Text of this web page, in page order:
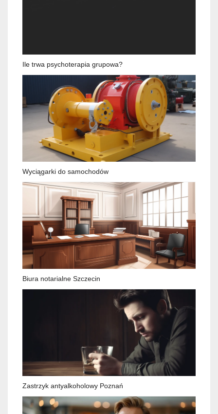
Ile trwa psychoterapia grupowa?
Wyciągarki do samochodów
Biura notarialne Szczecin
Zastrzyk antyalkoholowy Poznań